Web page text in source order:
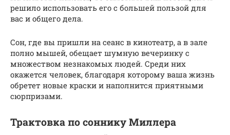
решило использовать его с большей пользой для
вас и общего дела.
Сон, где вы пришли на сеанс в кинотеатр, а в зале
полно мышей, обещает шумную вечеринку с
множеством незнакомых людей. Среди них
окажется человек, благодаря которому ваша жизнь
обретет новые краски и наполнится приятными
сюрпризами.
Трактовка по соннику Миллера